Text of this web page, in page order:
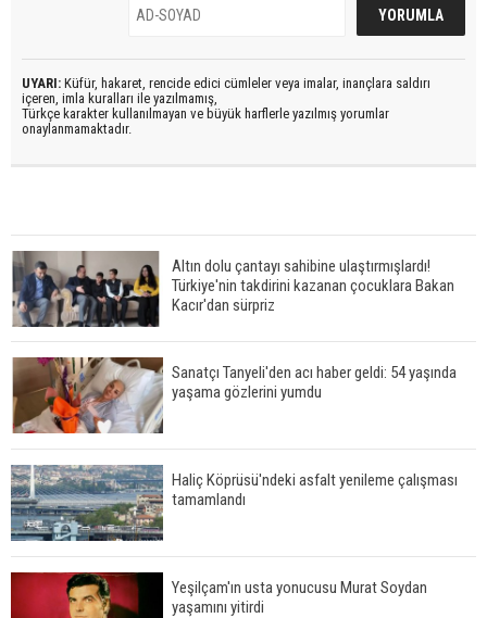
UYARI: Küfür, hakaret, rencide edici cümleler veya imalar, inançlara saldırı
içeren, imla kuralları ile yazılmamış,
Türkçe karakter kullanılmayan ve büyük harflerle yazılmış yorumlar
onaylanmamaktadır.
Altın dolu çantayı sahibine ulaştırmışlardı!
Türkiye'nin takdirini kazanan çocuklara Bakan
Kacır'dan sürpriz
Sanatçı Tanyeli'den acı haber geldi: 54 yaşında
yaşama gözlerini yumdu
Haliç Köprüsü'ndeki asfalt yenileme çalışması
tamamlandı
Yeşilçam'ın usta yonucusu Murat Soydan
yaşamını yitirdi